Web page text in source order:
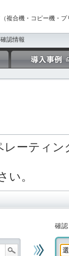
（複合機・コピー機・
認情報
ーティ
い。
確